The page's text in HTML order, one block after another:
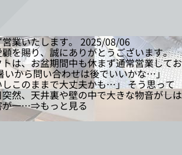
業いたします。 2025/08/06
を賜り、誠にありがとうございます。
は、お盆期間中も休まず通常営業してお
いから問い合わせは後でいいかな…」
しこのままで大丈夫かも…」 そう思って
然、天井裏や壁の中で大きな物音がしは
が一…⇒もっと見る